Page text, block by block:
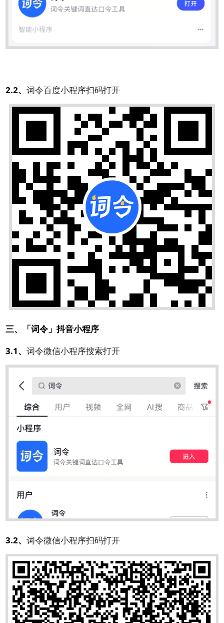
2.2、词令百度小程序扫码打开
三、「词令」抖音小程序
3.1、词令微信小程序搜索打开
3.2、词令微信小程序扫码打开